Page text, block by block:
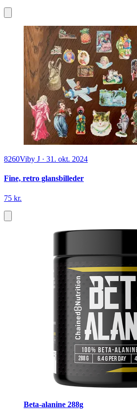
8260Viby J · 31. okt. 2024
Fine, retro glansbilleder
75 kr.
Beta-alanine 288g